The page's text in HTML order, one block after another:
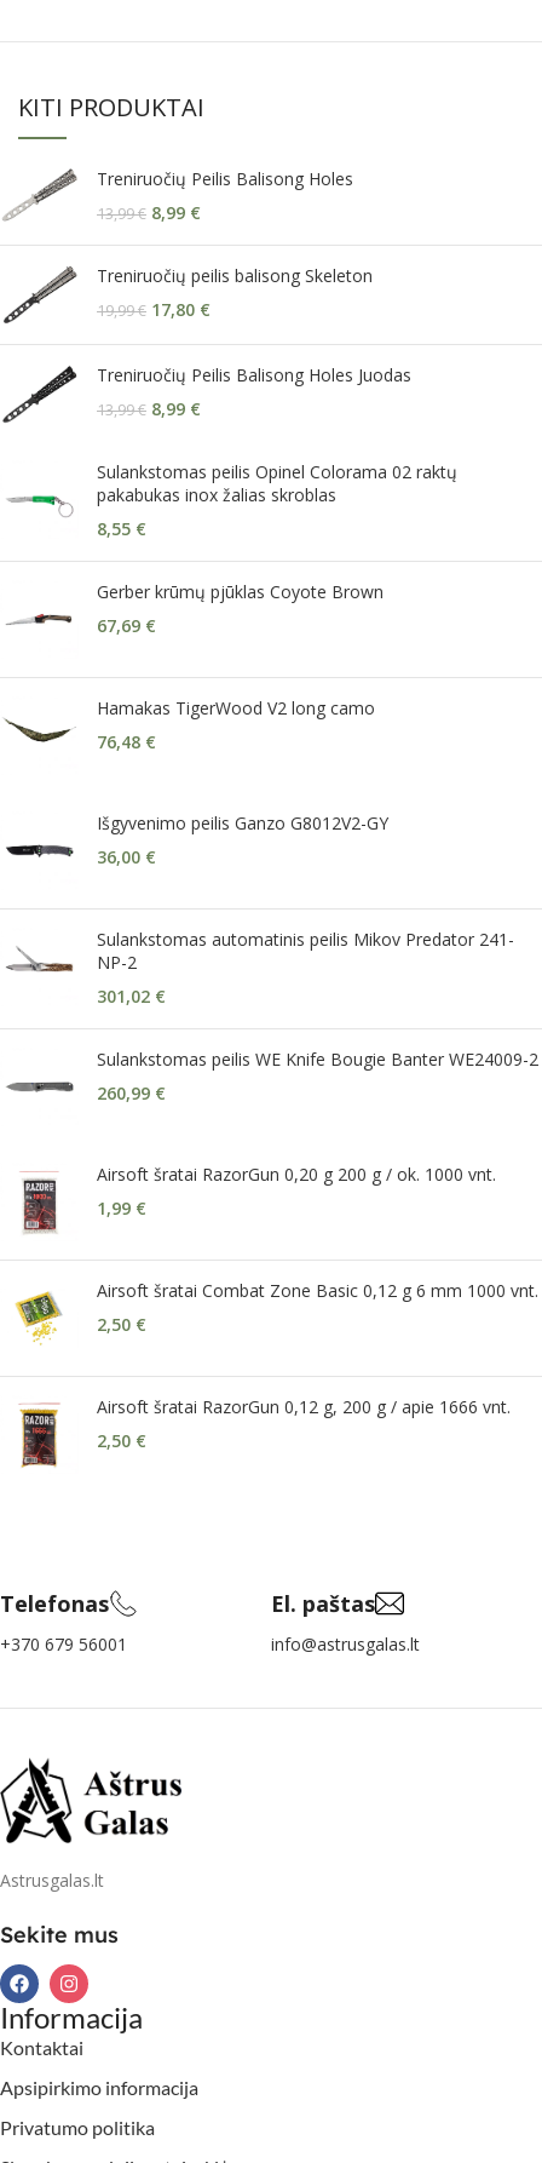
KITI PRODUKTAI
Treniruočių Peilis Balisong Holes
13,99€ 8,99 €
Treniruočių peilis balisong Skeleton
19,99€ 17,80 €
Treniruočių Peilis Balisong Holes Juodas
13,99€ 8,99 €
Sulankstomas peilis Opinel Colorama 02 raktų
pakabukas inox žalias skroblas
8,55 €
Gerber krūmų pjūklas Coyote Brown
67,69 €
Hamakas TigerWood V2 long camo
76,48 €
Išgyvenimo peilis Ganzo G8012V2-GY
36,00 €
Sulankstomas automatinis peilis Mikov Predator 241-
NP-2
301,02 €
Sulankstomas peilis WE Knife Bougie Banter WE24009-2
260,99 €
Airsoft šratai RazorGun 0,20 g 200 g / ok. 1000 vnt.
1,99 €
Airsoft šratai Combat Zone Basic 0,12 g 6 mm 1000 vnt.
2,50 €
Airsoft šratai RazorGun 0,12 g, 200 g / apie 1666 vnt.
2,50 €
Telefonas
+370 679 56001
El. paštas
info@astrusgalas.lt
Astrusgalas.lt
Sekite mus
Informacija
Kontaktai
Apsipirkimo informacija
Privatumo politika